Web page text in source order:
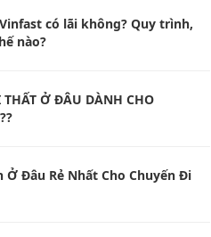
có lãi không? Quy trình,
nào?
THẤT Ở ĐÂU DÀNH CHO
Ở Đâu Rẻ Nhất Cho Chuyến Đi